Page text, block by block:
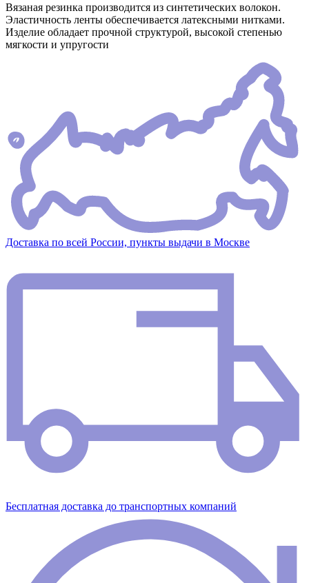
Вязаная резинка производится из синтетических волокон.
Эластичность ленты обеспечивается латексными нитками.
Изделие обладает прочной структурой, высокой степенью
мягкости и упругости
Доставка по всей России, пункты выдачи в Москве
Бесплатная доставка до транспортных компаний